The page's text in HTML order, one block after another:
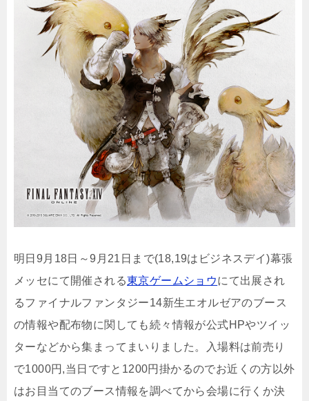
明日9月18日～9月21日まで(18,19はビジネスデイ)幕張
メッセにて開催される東京ゲームショウにて出展され
るファイナルファンタジー14新生エオルゼアのブース
の情報や配布物に関しても続々情報が公式HPやツイッ
ターなどから集まってまいりました。入場料は前売り
で1000円,当日ですと1200円掛かるのでお近くの方以外
はお目当てのブース情報を調べてから会場に行くか決